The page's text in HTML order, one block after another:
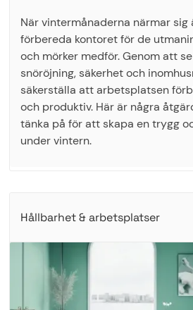
När vintermånaderna närmar
förbereda kontoret för de
och mörker medför. Genom att
snöröjning, säkerhet och
säkerställa att arbetsplatsen
och produktiv. Här är några
tänka på för att skapa en trygg
under vintern.
Hållbarhet & arbetsplatser